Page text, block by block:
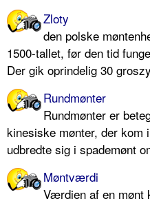
Zloty
den polske
1500-tallet, før den tid
Der gik oprindelig 30
Rundmønter
Rundmønter er
kinesiske mønter, der kom
udbredte sig i spademønt
Møntværdi
Værdien af en mønt